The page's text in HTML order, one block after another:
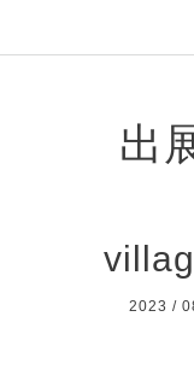
出
2023 /